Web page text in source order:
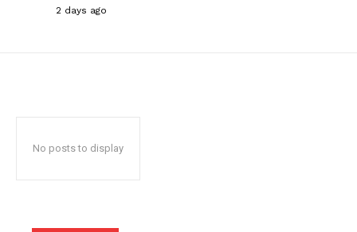
2 days ago
No posts to display